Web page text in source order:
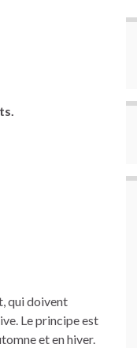
qui doivent
Le principe est
et en hiver.